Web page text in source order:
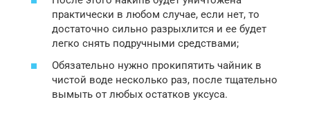
практически в любом случае, если нет, то
достаточно сильно разрыхлится и ее будет
легко снять подручными средствами;
Обязательно нужно прокипятить чайник в
чистой воде несколько раз, после тщательно
вымыть от любых остатков уксуса.